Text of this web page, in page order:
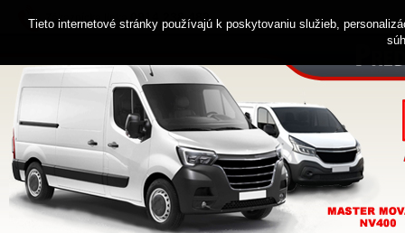
Zákaznícka linka 0914 238 482
Tieto internetové stránky používajú k poskytovaniu služieb,